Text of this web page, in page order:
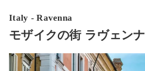
Italy - Ravenna
モザイクの街 ラヴェンナ